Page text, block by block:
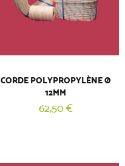
CORDE POLYPROPYLÈNE Ø
12MM
62,50 €